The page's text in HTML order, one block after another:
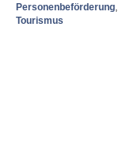
Personenbeförderung,
Tourismus